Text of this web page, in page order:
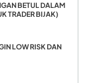
BETUL DALAM
TRADER BIJAK)
LOW RISK DAN